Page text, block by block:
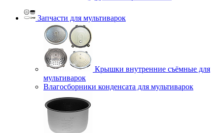
Запчасти для мультиварок
Крышки внутренние съёмные для
мультиварок
Влагосборники конденсата для мультиварок